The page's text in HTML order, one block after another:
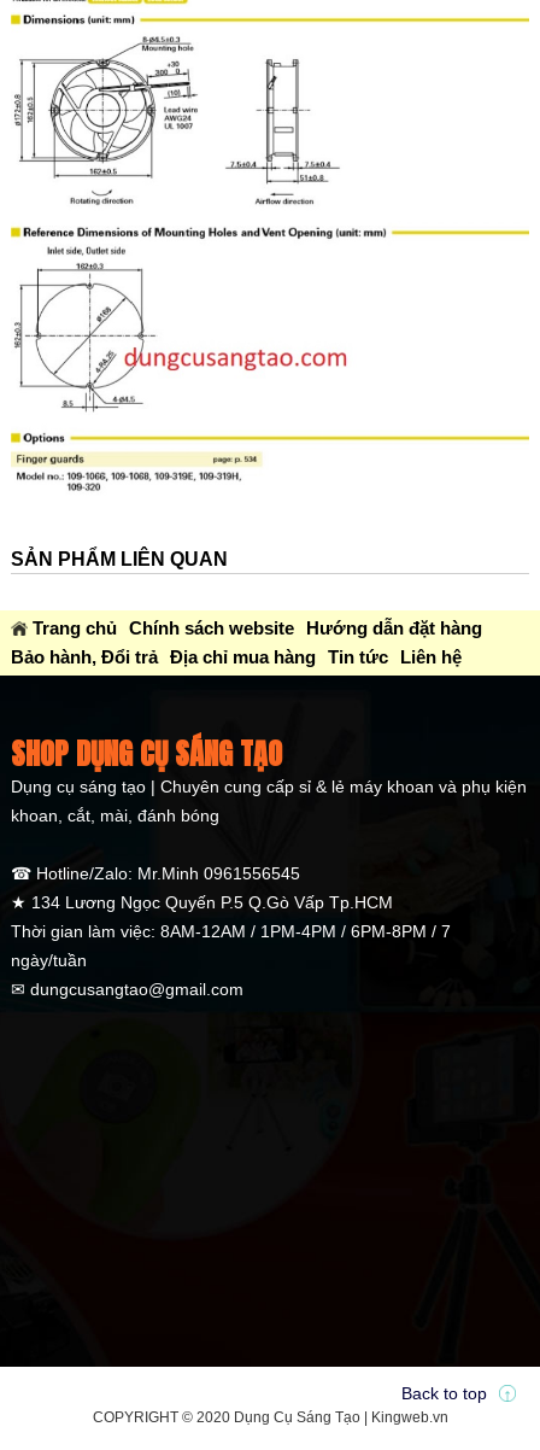
SẢN PHẨM LIÊN QUAN
Trang chủ Chính sách website
Hướng dẫn đặt hàng
Bảo hành, Đổi trả Địa chỉ mua hàng Tin tức Liên hệ
SHOP DỤNG CỤ SÁNG TẠO
Dụng cụ sáng tạo | Chuyên cung cấp sỉ & lẻ máy khoan và phụ kiện
khoan, cắt, mài, đánh bóng
☎ Hotline/Zalo: Mr.Minh 0961556545
★ 134 Lương Ngọc Quyến P.5 Q.Gò Vấp Tp.HCM
Thời gian làm việc: 8AM-12AM / 1PM-4PM / 6PM-8PM / 7
ngày/tuần
✉ dungcusangtao@gmail.com
COPYRIGHT © 2020 Dụng Cụ Sáng Tạo | Kingweb.vn
Back to top